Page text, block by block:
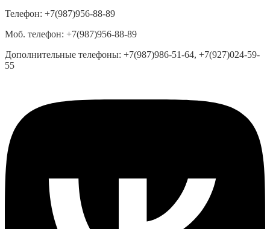
Телефон: +7(987)956-88-89
Моб. телефон: +7(987)956-88-89
Дополнительные телефоны: +7(987)986-51-64, +7(927)024-59-
55